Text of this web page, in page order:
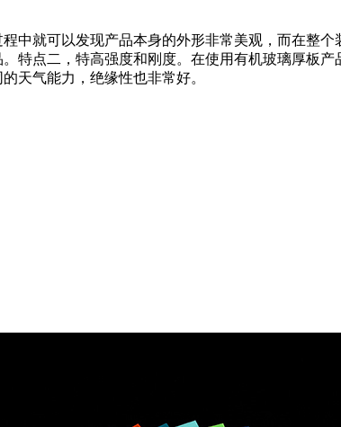
中就可以发现产品本身的外形非常美观，而在整
特点二，特高强度和刚度。在使用有机玻璃厚板
天气能力，绝缘性也非常好。